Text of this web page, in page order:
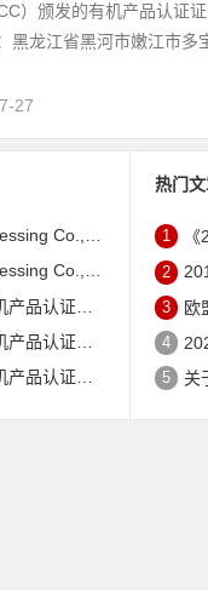
）颁发的有机产品认证
黑龙江省黑河市嫩江市多
27
产品认证证书的公告
机产品认证证书的公告
证书的公告
证书的公告
证书的公告
热门
1 《
2
3 欧
4
5 关